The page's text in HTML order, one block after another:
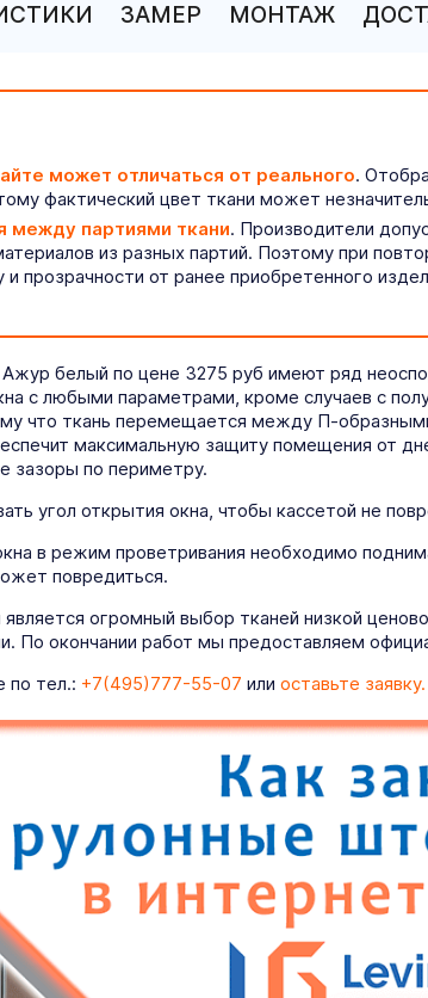
ЗАМЕР МОНТАЖ
может отличаться от реального.
фактический цвет ткани может
между партиями ткани. Производители
из разных партий. Поэтому при
и прозрачности от ранее приобретенного
белый по цене 3275 руб имеют ряд
с любыми параметрами, кроме случаев с
что ткань перемещается между П-
максимальную защиту помещения от
зазоры по периметру.
угол открытия окна, чтобы кассетой не
в режим проветривания необходимо
повредиться.
огромный выбор тканей низкой
По окончании работ мы предоставляем
по тел.: +7(495)777-55-07 или оставьте заявку.